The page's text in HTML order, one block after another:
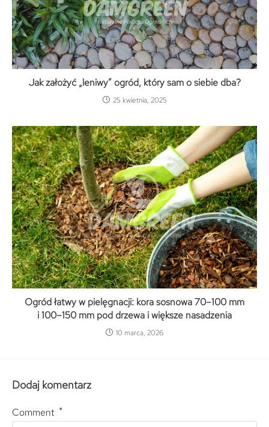
Jak założyć „leniwy” ogród, który sam o siebie dba?
25 kwietnia, 2025
Ogród łatwy w pielęgnacji: kora sosnowa 70–100 mm
i 100–150 mm pod drzewa i większe nasadzenia
10 marca, 2026
Dodaj komentarz
Comment *